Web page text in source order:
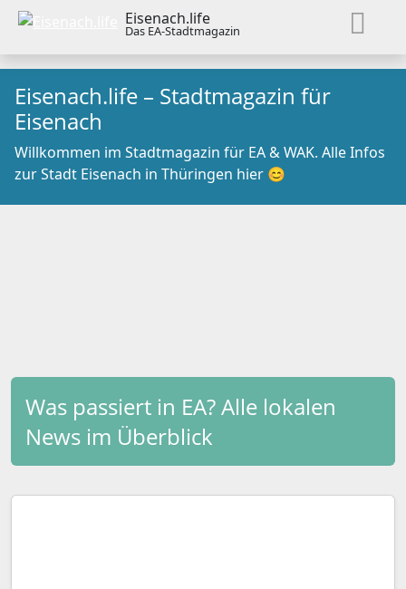
Eisenach.life
Das EA-Stadtmagazin
Eisenach.life – Stadtmagazin für
Eisenach
Willkommen im Stadtmagazin für EA & WAK. Alle Infos
zur Stadt Eisenach in Thüringen hier 😊
Was passiert in EA? Alle lokalen
News im Überblick